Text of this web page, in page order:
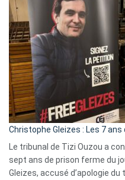
Christophe Gleizes : Les 7
Le tribunal de Tizi Ouzou a
sept ans de prison ferme du
Gleizes, accusé d’apologie